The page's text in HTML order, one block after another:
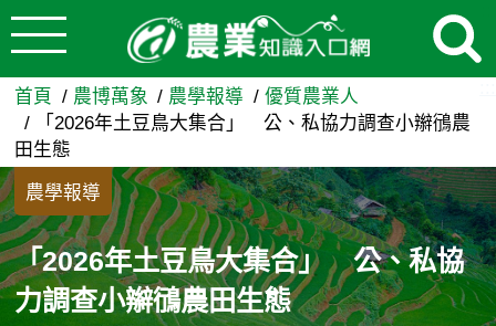
跳到主要內容
「2026年土豆鳥大集合」
首頁 農博萬象 農學報導
優質農業人
「2026年土豆鳥大集合」 公、私協力調查小辮鴴農
田生態
農學報導
「2026年土豆鳥大集合」 公、私協
力調查小辮鴴農田生態